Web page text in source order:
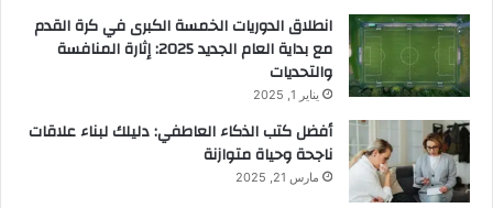
و
م
س
انطلاق الدوريات الخمسة الكبرى في كرة القدم
مع بداية العام الجديد 2025: إثارة المنافسة
والتحديات
يناير 1, 2025
أفضل كتب الذكاء العاطفي: دليلك لبناء علاقات
ناجحة وحياة متوازنة
مارس 21, 2025